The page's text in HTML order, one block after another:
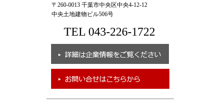
〒260-0013 千葉市中央区中央4-12-12
中央土地建物ビル506号
TEL 043-226-1722